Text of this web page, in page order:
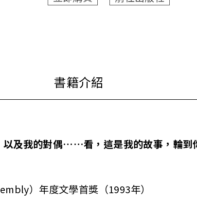
以及我的對偶……看，這是我的故事，輪到
）年度文學首獎（1993年）